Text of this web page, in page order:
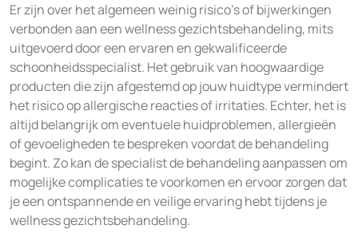
Er zijn over het algemeen weinig risico’s of bijwerkingen
verbonden aan een wellness gezichtsbehandeling, mits
uitgevoerd door een ervaren en gekwalificeerde
schoonheidsspecialist. Het gebruik van hoogwaardige
producten die zijn afgestemd op jouw huidtype vermindert
het risico op allergische reacties of irritaties. Echter, het is
altijd belangrijk om eventuele huidproblemen, allergieën
of gevoeligheden te bespreken voordat de behandeling
begint. Zo kan de specialist de behandeling aanpassen om
mogelijke complicaties te voorkomen en ervoor zorgen dat
je een ontspannende en veilige ervaring hebt tijdens je
wellness gezichtsbehandeling.